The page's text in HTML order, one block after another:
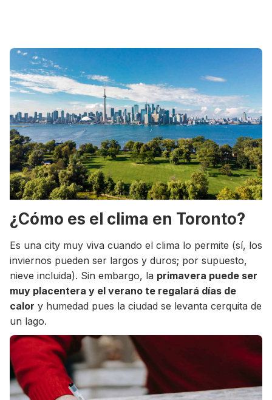
¿Cómo es el clima en Toronto?
Es una city muy viva cuando el clima lo permite (sí, los
inviernos pueden ser largos y duros; por supuesto,
nieve incluida). Sin embargo, la primavera puede ser
muy placentera y el verano te regalará días de
calor y humedad pues la ciudad se levanta cerquita de
un lago.